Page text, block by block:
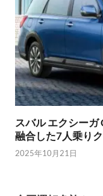
スバル エクシーガ
融合した7人乗り
2025年10月21日